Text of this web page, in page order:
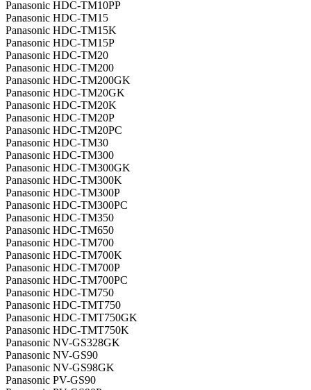
Panasonic HDC-TM10PP
Panasonic HDC-TM15
Panasonic HDC-TM15K
Panasonic HDC-TM15P
Panasonic HDC-TM20
Panasonic HDC-TM200
Panasonic HDC-TM200GK
Panasonic HDC-TM20GK
Panasonic HDC-TM20K
Panasonic HDC-TM20P
Panasonic HDC-TM20PC
Panasonic HDC-TM30
Panasonic HDC-TM300
Panasonic HDC-TM300GK
Panasonic HDC-TM300K
Panasonic HDC-TM300P
Panasonic HDC-TM300PC
Panasonic HDC-TM350
Panasonic HDC-TM650
Panasonic HDC-TM700
Panasonic HDC-TM700K
Panasonic HDC-TM700P
Panasonic HDC-TM700PC
Panasonic HDC-TM750
Panasonic HDC-TMT750
Panasonic HDC-TMT750GK
Panasonic HDC-TMT750K
Panasonic NV-GS328GK
Panasonic NV-GS90
Panasonic NV-GS98GK
Panasonic PV-GS90